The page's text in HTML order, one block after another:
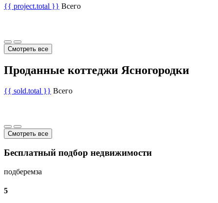
{{ project.total }} Всего
Смотреть все
Проданные коттеджи Ясногородки
{{ sold.total }} Всего
Смотреть все
Бесплатный подбор недвижимости
подберемза
5